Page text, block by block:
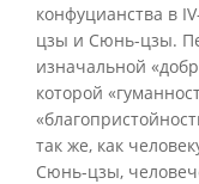
конфуцианства в
цзы и Сюнь-цзы.
изначальной
которой
так же, как
Сюнь-цзы,